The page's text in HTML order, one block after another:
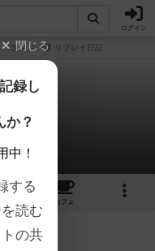
ログイン
バラダ リプレイ日記
記
カフェ
戻る
閉じる
録し
か？
中！
する
読む
の共